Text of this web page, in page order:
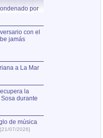
por
con el
jamás
a La Mar
la
durante
de música
[21/07/2026]